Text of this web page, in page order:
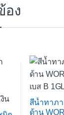
อง
สีน้ำทาภ
ด้าน